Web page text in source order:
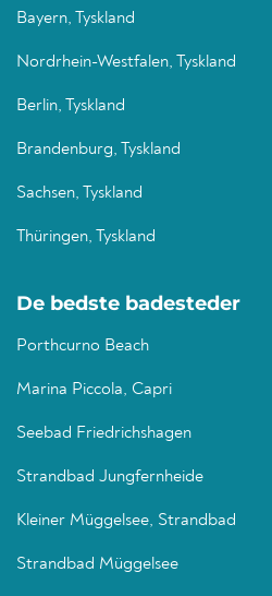
Bayern, Tyskland
Nordrhein-Westfalen, Tyskland
Berlin, Tyskland
Brandenburg, Tyskland
Sachsen, Tyskland
Thüringen, Tyskland
De bedste badesteder
Porthcurno Beach
Marina Piccola, Capri
Seebad Friedrichshagen
Strandbad Jungfernheide
Kleiner Müggelsee, Strandbad
Strandbad Müggelsee